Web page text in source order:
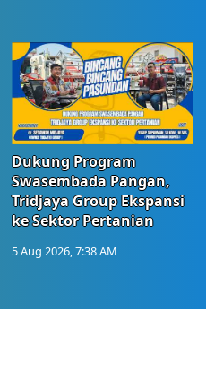
Dukung Program
Swasembada Pangan,
Tridjaya Group Ekspansi
ke Sektor Pertanian
5 Aug 2026, 7:38 AM